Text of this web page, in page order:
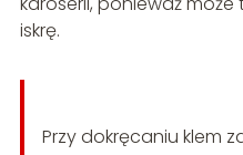
iskrę.
Przy dokręcaniu klem